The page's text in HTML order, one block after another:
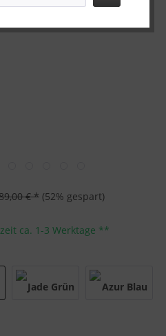
€ * (52% gespart)
ca. 1-3 Werktage **